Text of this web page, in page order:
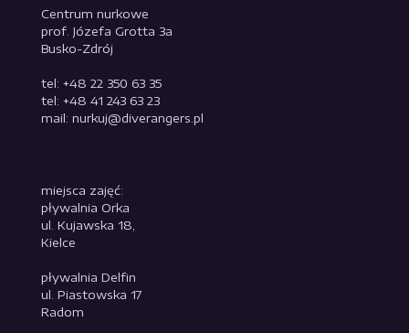
Centrum nurkowe
prof. Józefa Grotta 3a
Busko-Zdrój
tel: +48 22 350 63 35
tel: +48 41 243 63 23
mail: nurkuj@diverangers.pl
miejsca zajęć:
pływalnia Orka
ul. Kujawska 18,
Kielce
pływalnia Delfin
ul. Piastowska 17
Radom